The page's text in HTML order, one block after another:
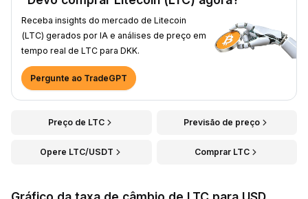
Receba insights do mercado de Litecoin
(LTC) gerados por IA e análises de preço em
tempo real de LTC para DKK.
Pergunte ao TradeGPT
Preço de LTC Previsão de preço
Opere LTC/USDT Comprar LTC